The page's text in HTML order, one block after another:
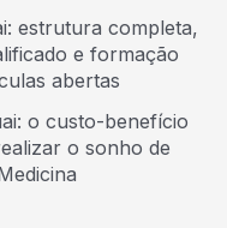
estrutura completa,
e formação
abertas
o custo-benefício
o sonho de